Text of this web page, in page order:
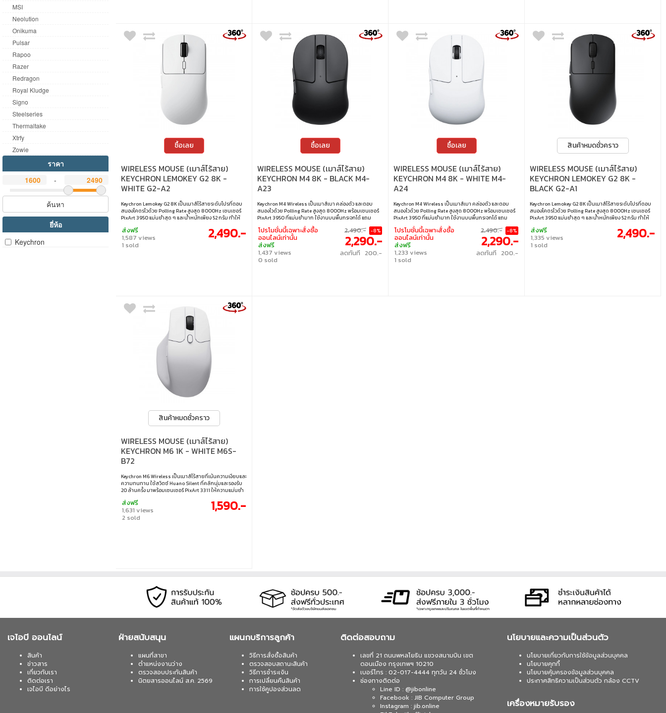
MSI
Neolution
Onikuma
Pulsar
Rapoo
Razer
Redragon
Royal Kludge
Signo
Steelseries
Thermaltake
Xtrfy
Zowie
ราคา
-
ค้นหา
ยี่ห้อ
Keychron
ซื้อเลย
WIRELESS MOUSE (เมาส์ไร้สาย)
KEYCHRON LEMOKEY G2 8K -
WHITE G2-A2
Keychron Lemokey G2 8K เป็นเมาส์ไร้สายระดับโปรที่ตอบ
สนองโคตรไวด้วย Polling Rate สูงสุด 8000Hz เซนเซอร์
PixArt 3950 แม่นยำสุด ๆ และน้ำหนักเพียง 52 กรัม ทำให้
2.4GHz และสาย เหมาะทั้งเกมเมอร์และสายทำงานที่ต้องการ
ความเร็วขั้นสุด • ความละเอียด : 100 – 30,000 DPI • การ
เชื่อมต่อ : บลูทูธ 5.3 / 2.4GHz / แบบใช้สาย (Type-C) •
ส่งฟรี
1,587 views
1 sold
2,490.-
ซื้อเลย
WIRELESS MOUSE (เมาส์ไร้สาย)
KEYCHRON M4 8K - BLACK M4-
A23
Keychron M4 Wireless เป็นเมาส์เบา คล่องตัว และตอบ
สนองไวด้วย Polling Rate สูงสุด 8000Hz พร้อมเซนเซอร์
PixArt 3950 ที่แม่นยำมาก ใช้งานบนพื้นกระจกได้ แถม
แบตเตอรี่ทนถึง 60 ชั่วโมง ดีไซน์กะทัดรัดเหมาะทั้งเล่นเกม
และทำงาน คนที่ชอบเมาส์ไว เบา และคมชัดต้องถูกใจแน่นอน
• ความละเอียด : สูงสุด 100 – 30,000 DPI • การเชื่อมต่อ :
บลูทูธ 5.3 / 2.4GHz / แบบมีสาย • เซนเซอร์ : PixArt 3950 •
ความเร็วสูงสุด : 750 IPS • อัตราการส่งข้อมูล : สูงสุด
8000Hz (โหมด 2.4GHz / แบบมีสาย) • ความเข้ากันได้ :
โปรโมชั่นนี้เฉพาะสั่งซื้อ
ออนไลน์เท่านั้น
ส่งฟรี
1,437 views
0 sold
2,490.- -8%
2,290.-
ลดทันที 200.-
ซื้อเลย
WIRELESS MOUSE (เมาส์ไร้สาย)
KEYCHRON M4 8K - WHITE M4-
A24
Keychron M4 Wireless เป็นเมาส์เบา คล่องตัว และตอบ
สนองไวด้วย Polling Rate สูงสุด 8000Hz พร้อมเซนเซอร์
PixArt 3950 ที่แม่นยำมาก ใช้งานบนพื้นกระจกได้ แถม
แบตเตอรี่ทนถึง 60 ชั่วโมง ดีไซน์กะทัดรัดเหมาะทั้งเล่นเกม
และทำงาน คนที่ชอบเมาส์ไว เบา และคมชัดต้องถูกใจแน่นอน
• ความละเอียด : สูงสุด 100 – 30,000 DPI • การเชื่อมต่อ :
บลูทูธ 5.3 / 2.4GHz / แบบมีสาย • เซนเซอร์ : PixArt 3950 •
ความเร็วสูงสุด : 750 IPS • อัตราการส่งข้อมูล : สูงสุด
8000Hz (โหมด 2.4GHz / แบบมีสาย) • ความเข้ากันได้ :
โปรโมชั่นนี้เฉพาะสั่งซื้อ
ออนไลน์เท่านั้น
ส่งฟรี
1,233 views
1 sold
2,490.- -8%
2,290.-
ลดทันที 200.-
สินค้าหมดชั่วคราว
WIRELESS MOUSE (เมาส์ไร้สาย)
KEYCHRON LEMOKEY G2 8K -
BLACK G2-A1
Keychron Lemokey G2 8K เป็นเมาส์ไร้สายระดับโปรที่ตอบ
สนองโคตรไวด้วย Polling Rate สูงสุด 8000Hz เซนเซอร์
PixArt 3950 แม่นยำสุด ๆ และน้ำหนักเพียง 52 กรัม ทำให้
2.4GHz และสาย เหมาะทั้งเกมเมอร์และสายทำงานที่ต้องการ
ความเร็วขั้นสุด • ความละเอียด : 100 – 30,000 DPI • การ
เชื่อมต่อ : บลูทูธ 5.3 / 2.4GHz / แบบใช้สาย (Type-C) •
ส่งฟรี
1,335 views
1 sold
2,490.-
สินค้าหมดชั่วคราว
WIRELESS MOUSE (เมาส์ไร้สาย)
KEYCHRON M6 1K - WHITE M6S-
B72
Keychron M6 Wireless เป็นเมาส์ไร้สายที่เน้นความเงียบและ
ความทนทาน ใช้สวิตช์ Huano Silent ที่คลิกนุ่มและรองรับ
20 ล้านครั้ง มาพร้อมเซนเซอร์ PixArt 3311 ให้ความแม่นยำ
เหมาะทั้งทำงานและใช้งานทั่วไปแบบสบาย ๆ น้ำหนักกำลังดี
จับถนัดมือ • ความละเอียด : สูงสุด 50 – 12,000 DPI • การ
เชื่อมต่อ : บลูทูธ 5.3 / 2.4GHz / แบบใช้สาย • เซนเซอร์ :
ส่งฟรี
1,631 views
2 sold
1,590.-
เจไอบี ออนไลน์
สินค้า
ข่าวสาร
เกี่ยวกับเรา
ติดต่อเรา
เจไอบี ดีอย่างไร
ฝ่ายสนับสนุน
แผนที่สาขา
ตำแหน่งงานว่าง
ตรวจสอบประกันสินค้า
นิตยสารออนไลน์ ส.ค. 2569
แผนกบริการลูกค้า
วิธีการสั่งซื้อสินค้า
ตรวจสอบสถานะสินค้า
วิธีการชำระเงิน
การเปลี่ยนคืนสินค้า
การใช้คูปองส่วนลด
ติดต่อสอบถาม
เลขที่ 21 ถนนพหลโยธิน แขวงสนามบิน เขต
ดอนเมือง กรุงเทพฯ 10210
เบอร์โทร : 02-017-4444 ทุกวัน 24 ชั่วโมง
ช่องทางติดต่อ
Line ID : @jibonline
Facebook : JIB Computer Group
Instagram : jib.online
นโยบายและความเป็นส่วนตัว
นโยบายเกี่ยวกับการใช้ข้อมูลส่วนบุคคล
นโยบายคุกกี้
นโยบายคุ้มครองข้อมูลส่วนบุคคล
ประกาศสิทธิความเป็นส่วนตัว กล้อง CCTV
เครื่องหมายรับรอง